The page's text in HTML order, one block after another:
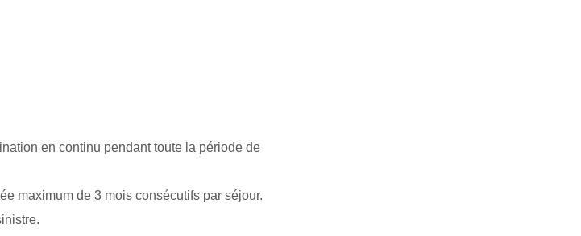
en continu pendant toute la période de
maximum de 3 mois consécutifs par séjour.